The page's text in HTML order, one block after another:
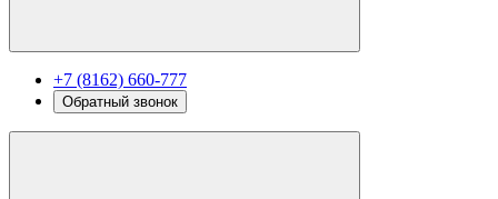
+7 (8162) 660-777
Обратный звонок